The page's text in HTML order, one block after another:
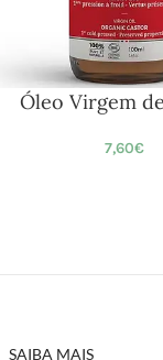
Óleo Virgem
7,60€
SAIBA MAIS